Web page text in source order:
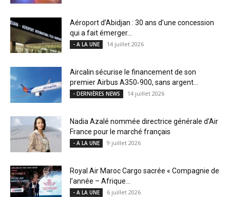
Aéroport d’Abidjan : 30 ans d’une concession
qui a fait émerger...
- A LA UNE 14 juillet 2026
Aircalin sécurise le financement de son
premier Airbus A350‑900, sans argent...
- DERNIÈRES NEWS 14 juillet 2026
Nadia Azalé nommée directrice générale d’Air
France pour le marché français
- A LA UNE 9 juillet 2026
Royal Air Maroc Cargo sacrée « Compagnie de
l’année – Afrique...
- A LA UNE 6 juillet 2026